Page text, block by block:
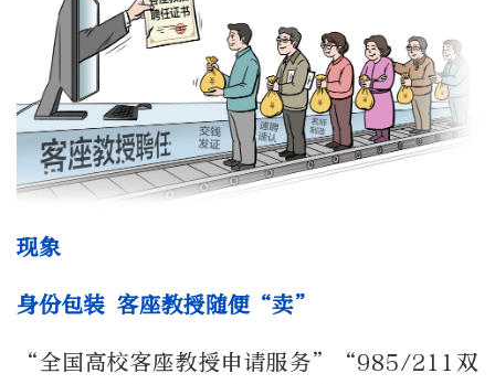
现象
身份包装 客座教授随便“卖”
“全国高校客座教授申请服务”“985/211双